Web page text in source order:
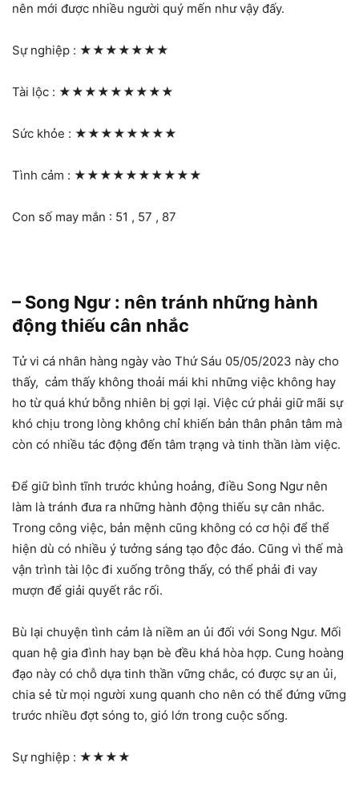
nên mới được nhiều người quý mến như vậy đấy.
Sự nghiệp : ★★★★★★★
Tài lộc : ★★★★★★★★★
Sức khỏe : ★★★★★★★★
Tình cảm : ★★★★★★★★★★
Con số may mắn : 51 , 57 , 87
– Song Ngư : nên tránh những hành
động thiếu cân nhắc
Tử vi cá nhân hàng ngày vào Thứ Sáu 05/05/2023 này cho
thấy, cảm thấy không thoải mái khi những việc không hay
ho từ quá khứ bỗng nhiên bị gợi lại. Việc cứ phải giữ mãi sự
khó chịu trong lòng không chỉ khiến bản thân phân tâm mà
còn có nhiều tác động đến tâm trạng và tinh thần làm việc.
Để giữ bình tĩnh trước khủng hoảng, điều Song Ngư nên
làm là tránh đưa ra những hành động thiếu sự cân nhắc.
Trong công việc, bản mệnh cũng không có cơ hội để thể
hiện dù có nhiều ý tưởng sáng tạo độc đáo. Cũng vì thế mà
vận trình tài lộc đi xuống trông thấy, có thể phải đi vay
mượn để giải quyết rắc rối.
Bù lại chuyện tình cảm là niềm an ủi đối với Song Ngư. Mối
quan hệ gia đình hay bạn bè đều khá hòa hợp. Cung hoàng
đạo này có chỗ dựa tinh thần vững chắc, có được sự an ủi,
chia sẻ từ mọi người xung quanh cho nên có thể đứng vững
trước nhiều đợt sóng to, gió lớn trong cuộc sống.
Sự nghiệp : ★★★★